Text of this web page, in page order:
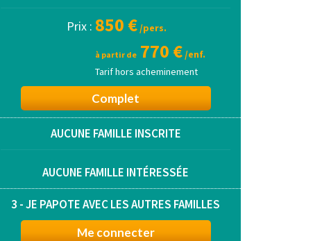
Prix : 850 € /pers.
à partir de770 € /enf.
Tarif hors acheminement
Complet
AUCUNE FAMILLE INSCRITE
AUCUNE FAMILLE INTÉRESSÉE
3 - JE PAPOTE AVEC LES AUTRES FAMILLES
Me connecter